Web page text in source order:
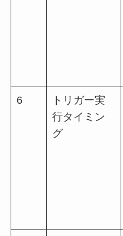
6
トリガー実
行タイミン
グ